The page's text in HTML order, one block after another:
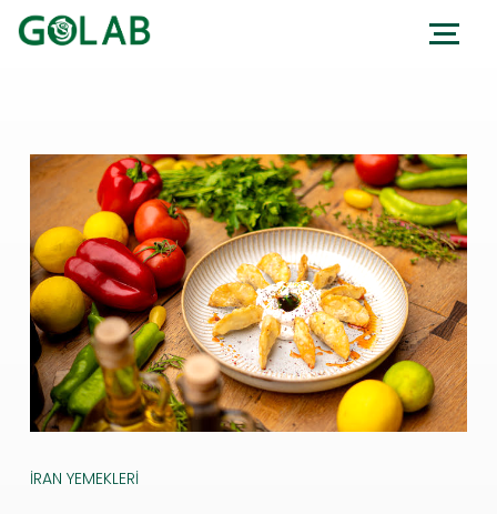
İRAN YEMEKLERI